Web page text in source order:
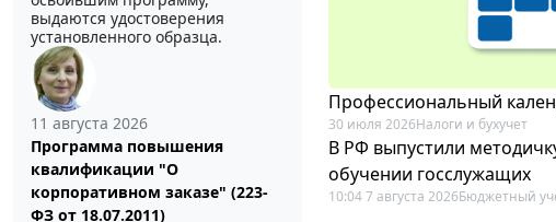
выдаются удостоверения
установленного образца.
11 августа 2026
Программа повышения
квалификации "О
корпоративном заказе" (223-
ФЗ от 18.07.2011)
Профессиональный
30 июля 2026Налоги и бухучет
В РФ выпустили
обучении госслужащих
10:04 7 августа 2026Бюджетный